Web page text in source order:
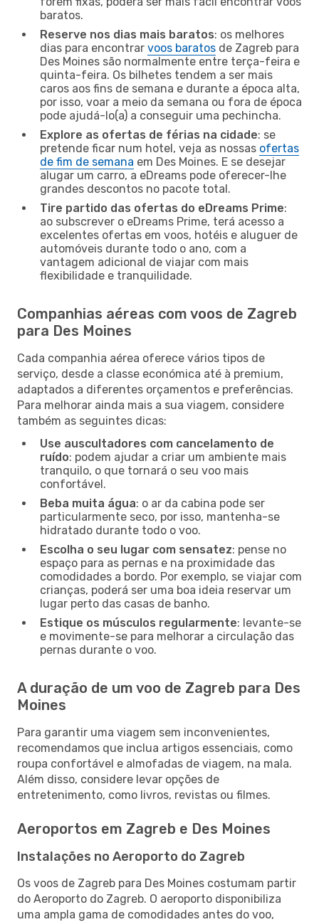
baratos.
Reserve nos dias mais baratos: os melhores
dias para encontrar voos baratos de Zagreb para
Des Moines são normalmente entre terça-feira e
quinta-feira. Os bilhetes tendem a ser mais
caros aos fins de semana e durante a época alta,
por isso, voar a meio da semana ou fora de época
pode ajudá-lo(a) a conseguir uma pechincha.
Explore as ofertas de férias na cidade: se
pretende ficar num hotel, veja as nossas ofertas
de fim de semana em Des Moines. E se desejar
alugar um carro, a eDreams pode oferecer-lhe
grandes descontos no pacote total.
Tire partido das ofertas do eDreams Prime:
ao subscrever o eDreams Prime, terá acesso a
excelentes ofertas em voos, hotéis e aluguer de
automóveis durante todo o ano, com a
vantagem adicional de viajar com mais
flexibilidade e tranquilidade.
Companhias aéreas com voos de Zagreb
para Des Moines
Cada companhia aérea oferece vários tipos de
serviço, desde a classe económica até à premium,
adaptados a diferentes orçamentos e preferências.
Para melhorar ainda mais a sua viagem, considere
também as seguintes dicas:
Use auscultadores com cancelamento de
ruído: podem ajudar a criar um ambiente mais
tranquilo, o que tornará o seu voo mais
confortável.
Beba muita água: o ar da cabina pode ser
particularmente seco, por isso, mantenha-se
hidratado durante todo o voo.
Escolha o seu lugar com sensatez: pense no
espaço para as pernas e na proximidade das
comodidades a bordo. Por exemplo, se viajar com
crianças, poderá ser uma boa ideia reservar um
lugar perto das casas de banho.
Estique os músculos regularmente: levante-se
e movimente-se para melhorar a circulação das
pernas durante o voo.
A duração de um voo de Zagreb para Des
Moines
Para garantir uma viagem sem inconvenientes,
recomendamos que inclua artigos essenciais, como
roupa confortável e almofadas de viagem, na mala.
Além disso, considere levar opções de
entretenimento, como livros, revistas ou filmes.
Aeroportos em Zagreb e Des Moines
Instalações no Aeroporto do Zagreb
Os voos de Zagreb para Des Moines costumam partir
do Aeroporto do Zagreb. O aeroporto disponibiliza
uma ampla gama de comodidades antes do voo,